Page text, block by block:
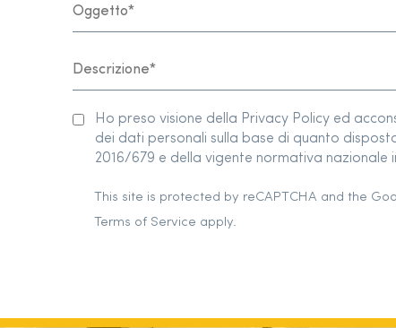
Ho preso visione della Privacy Policy ed
dei dati personali sulla base di quanto
2016/679 e della vigente normativa nazionale
This site is protected by reCAPTCHA and the
Terms of Service apply.